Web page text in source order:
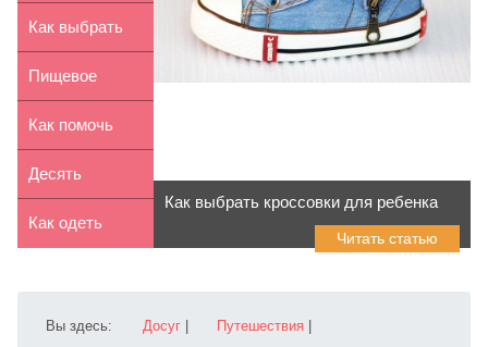
ребенком
кормления:
особенно...
Как выбрать
детскую
пижаму
Пищевое
отравление у
ребенка: с...
Как помочь
ребенку при
головной...
Десять
советов по
кроват...
Как одеть
на прог...
Как выбрать кроссовки для ребенка
Читать статью
Вы здесь: Досуг Путешествия